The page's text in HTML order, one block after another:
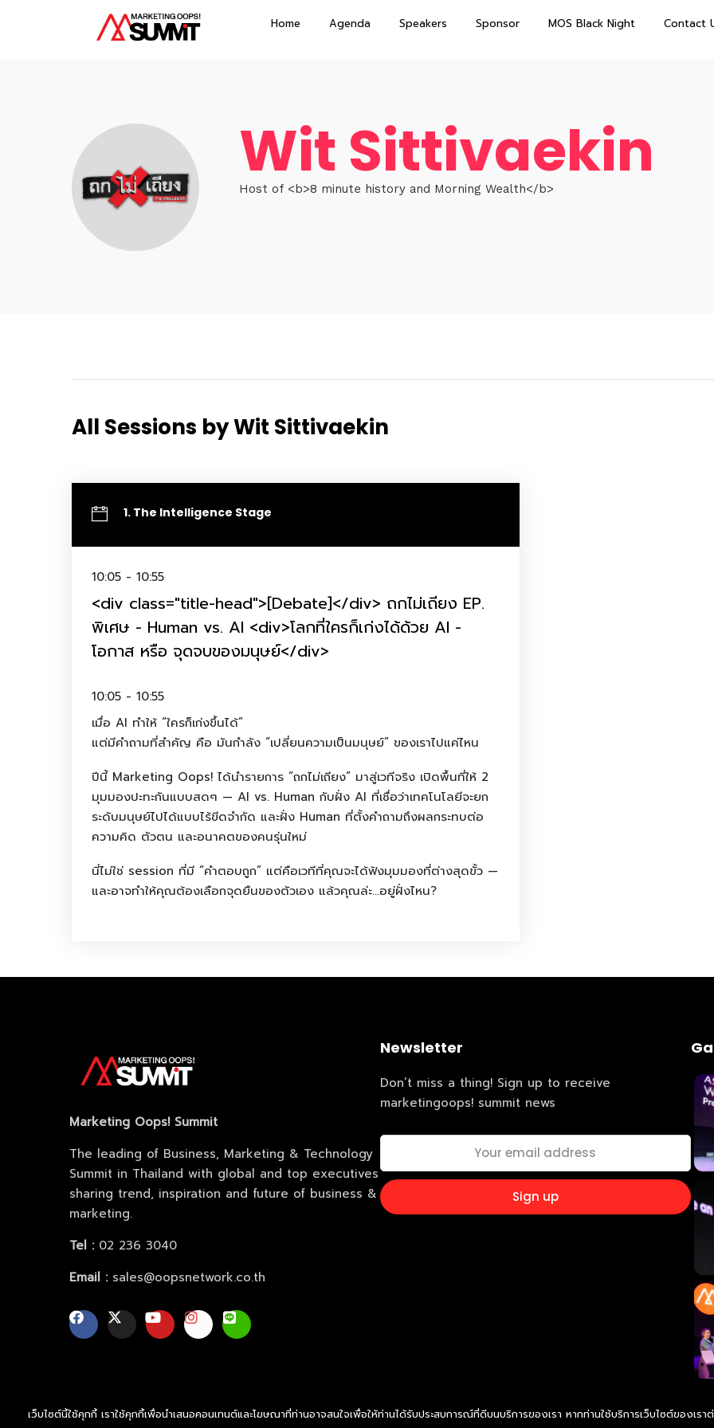
Home Agenda Speakers Sponsor MOS Black Night Contact
Wit Sittivaekin
Host of <b>8 minute history and Morning Wealth</b>
All Sessions by Wit Sittivaekin
1. The Intelligence Stage
10:05 - 10:55
<div class="title-head">[Debate]</div> ถกไม่เถียง EP.
พิเศษ - Human vs. AI <div>โลกที่ใครก็เก่งได้ด้วย AI -
โอกาส หรือ จุดจบของมนุษย์</div>
10:05 - 10:55
เมื่อ AI ทำให้ “ใครก็เก่งขึ้นได้”
แต่มีคำถามที่สำคัญ คือ มันกำลัง “เปลี่ยนความเป็นมนุษย์” ของเราไปแค่ไหน
ปีนี้ Marketing Oops! ได้นำรายการ “ถกไม่เถียง” มาสู่เวทีจริง เปิดพื้นที่ให้ 2
มุมมองปะทะกันแบบสดๆ — AI vs. Human กับฝั่ง AI ที่เชื่อว่าเทคโนโลยีจะยก
ระดับมนุษย์ไปได้แบบไร้ขีดจำกัด และฝั่ง Human ที่ตั้งคำถามถึงผลกระทบต่อ
ความคิด ตัวตน และอนาคตของคนรุ่นใหม่
นี่ไม่ใช่ session ที่มี “คำตอบถูก” แต่คือเวทีที่คุณจะได้ฟังมุมมองที่ต่างสุดขั้ว —
และอาจทำให้คุณต้องเลือกจุดยืนของตัวเอง แล้วคุณล่ะ…อยู่ฝั่งไหน?
Marketing Oops! Summit
The leading of Business, Marketing & Technology
Summit in Thailand with global and top executives
sharing trend, inspiration and future of business &
marketing.
Tel : 02 236 3040
Email : sales@oopsnetwork.co.th
Newsletter
Don’t miss a thing! Sign up to receive
marketingoops! summit news
Home
Schedules
Speakers
About
เว็บไซต์นี้ใช้คุกกี้ เราใช้คุกกี้เพื่อนำเสนอคอนเทนต์และโฆษณาที่ท่านอาจสนใจเพื่อให้ท่านได้รับประสบการณ์ที่ดีบนบริการของเรา หากท่านใช้บริการเว็บไซต์ของเร